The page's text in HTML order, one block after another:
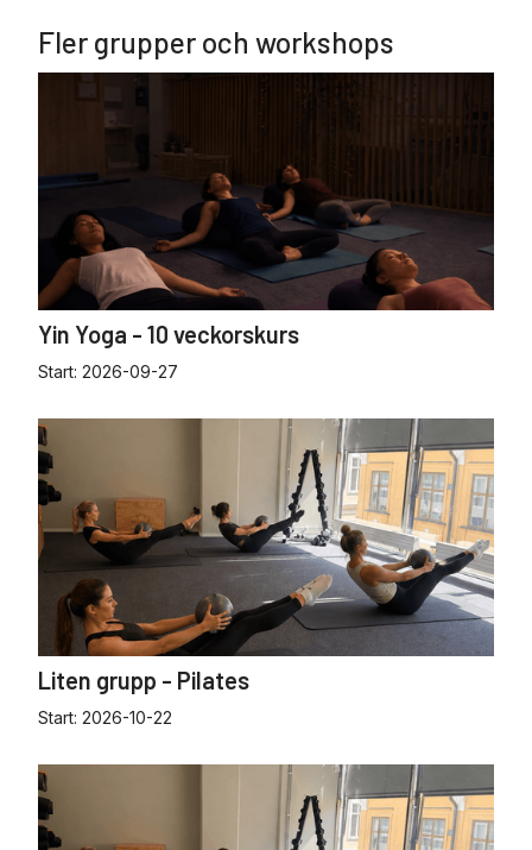
Fler grupper och workshops
Yin Yoga - 10 veckorskurs
Start: 2026-09-27
Liten grupp - Pilates
Start: 2026-10-22